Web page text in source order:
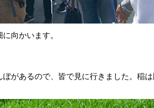
向かいます。
があるので、皆で見に行きました。稲